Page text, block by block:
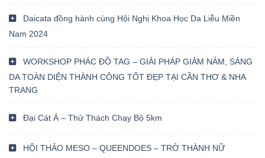
Daicata đồng hành cùng Hội Nghị Khoa Học Da Liễu Miền
Nam 2024
WORKSHOP PHÁC ĐỒ TAG – GIẢI PHÁP GIẢM NÁM, SÁNG
DA TOÀN DIỆN THÀNH CÔNG TỐT ĐẸP TẠI CẦN THƠ & NHA
TRANG
Đại Cát Á – Thử Thách Chạy Bộ 5km
HỘI THẢO MESO – QUEENDOES – TRỞ THÀNH NỮ